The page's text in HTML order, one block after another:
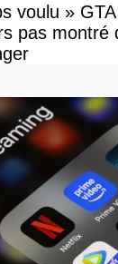
voulu »
pas montré